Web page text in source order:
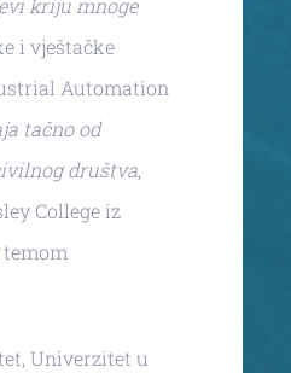
kriju mnoge
i vještačke
Automation
tačno od
društva,
College iz
Univerzitet u